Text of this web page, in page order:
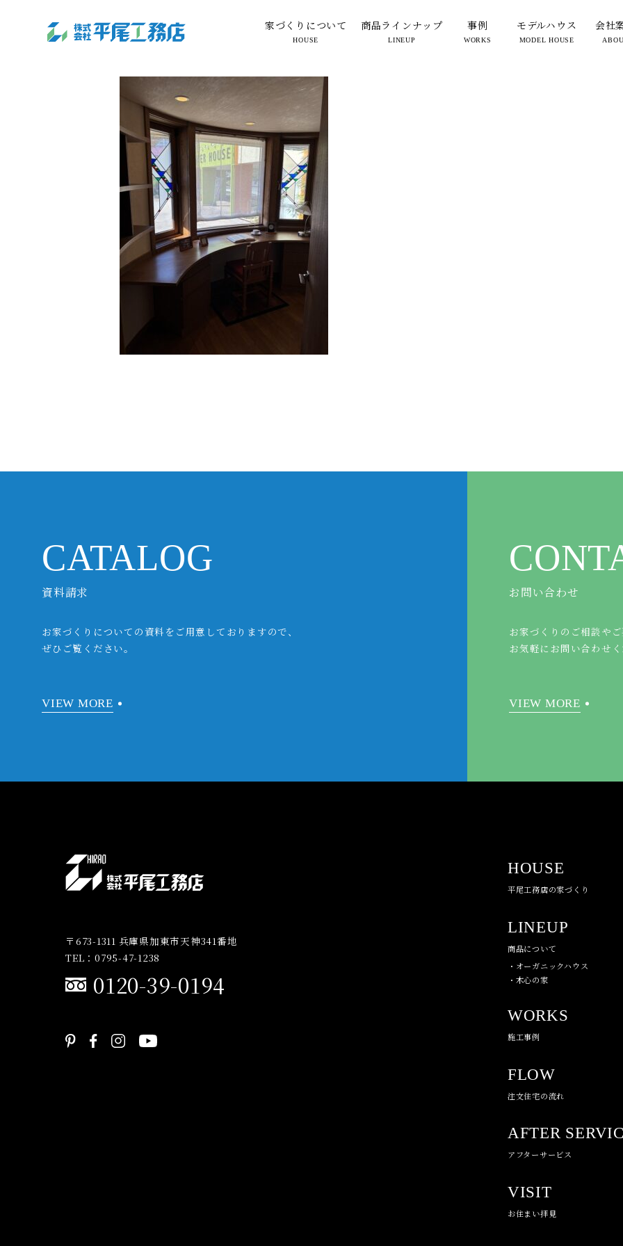
家づくりについて
HOUSE
商品ラインナップ
LINEUP
事例
WORKS
モデルハウス
MODEL HOUSE
会社
曲線(書斎)
2025.09.12
CATALOG
資料請求
お家づくりについての資料をご用意しておりますので、
ぜひご覧ください。
VIEW MORE
お問い合わせ
お家づくりのご相談や
お気軽にお問い合わせ
VIEW MORE
〒673-1311 兵庫県加東市天神341番地
TEL：0795-47-1238
0120-39-0194
HOUSE
平尾工務店の家づくり
LINEUP
商品について
・オーガニックハウス
・木心の家
WORKS
施工事例
FLOW
注文住宅の流れ
AFTER
アフターサービス
VISIT
お住まい拝見